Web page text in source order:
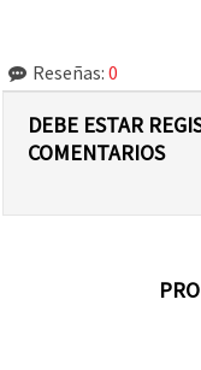
Reseñas: 0
DEBE ESTAR
COMENTARIOS